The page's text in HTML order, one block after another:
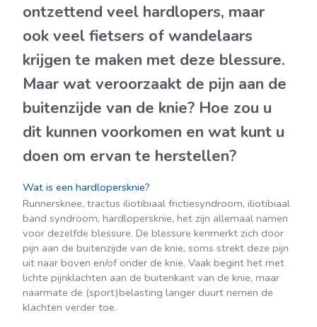
ontzettend veel hardlopers, maar
ook veel fietsers of wandelaars
krijgen te maken met deze blessure.
Maar wat veroorzaakt de pijn aan de
buitenzijde van de knie? Hoe zou u
dit kunnen voorkomen en wat kunt u
doen om ervan te herstellen?
Wat is een hardlopersknie?
Runnersknee, tractus iliotibiaal frictiesyndroom, iliotibiaal
band syndroom, hardlopersknie, het zijn allemaal namen
voor dezelfde blessure. De blessure kenmerkt zich door
pijn aan de buitenzijde van de knie, soms strekt deze pijn
uit naar boven en/of onder de knie. Vaak begint het met
lichte pijnklachten aan de buitenkant van de knie, maar
naarmate de (sport)belasting langer duurt nemen de
klachten verder toe.